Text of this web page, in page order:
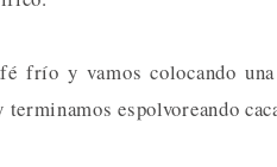
frío y vamos colocando una
espolvoreando